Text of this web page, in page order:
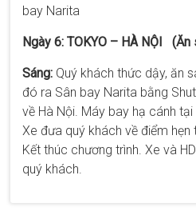
bay Narita
Ngày 6: TOKYO – HÀ NỘI (Ăn
Sáng: Quý khách thức dậy, ăn
đó ra Sân bay Narita bằng
về Hà Nội. Máy bay hạ cánh
Xe đưa quý khách về điểm
Kết thúc chương trình. Xe và
quý khách.